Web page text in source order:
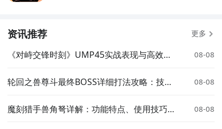
资讯推荐 更多
《对峙交锋时刻》UMP45实战表现与高效使
08-08
轮回之兽尊斗最终BOSS详细打法攻略：技能
08-08
魔刻猎手兽角弩详解：功能特点、使用技巧与
08-08